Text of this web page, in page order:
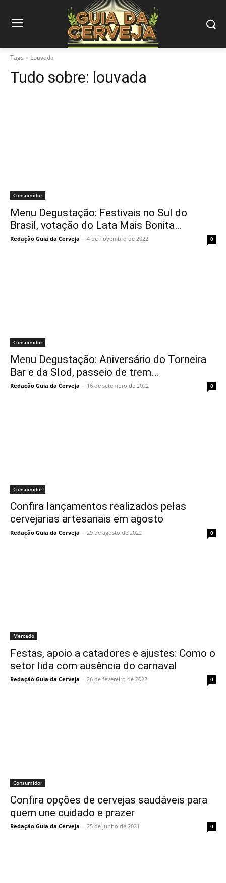
Tags Louvada
Tudo sobre: louvada
Consumidor
Menu Degustação: Festivais no Sul do
Brasil, votação do Lata Mais Bonita…
Redação Guia da Cerveja - 4 de novembro de 2022 0
Consumidor
Menu Degustação: Aniversário do Torneira
Bar e da Slod, passeio de trem…
Redação Guia da Cerveja - 16 de setembro de 2022 0
Consumidor
Confira lançamentos realizados pelas
cervejarias artesanais em agosto
Redação Guia da Cerveja - 29 de agosto de 2022 0
Mercado
Festas, apoio a catadores e ajustes: Como o
setor lida com ausência do carnaval
Redação Guia da Cerveja - 26 de fevereiro de 2022 0
Consumidor
Confira opções de cervejas saudáveis para
quem une cuidado e prazer
Redação Guia da Cerveja - 25 de junho de 2021 0